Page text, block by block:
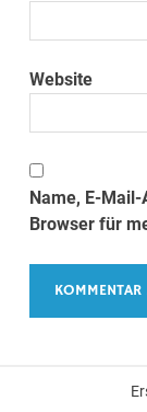
Website
Name, E-
Browser für